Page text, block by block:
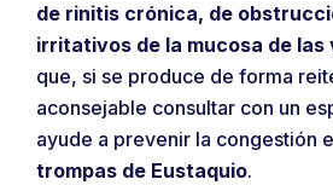
de rinitis crónica, de
irritativos de la mucosa de las
que, si se produce de forma
aconsejable consultar con un
ayude a prevenir la congestión
trompas de Eustaquio.